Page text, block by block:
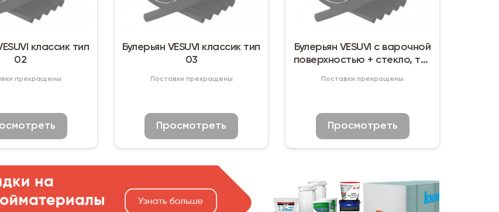
классик тип
02
прекращены
Булерьян VESUVI классик тип
03
Поставки прекращены
Просмотреть
Булерьян VESUVI с варочной
поверхностью + стекло, тип
Поставки прекращены
Просмотреть